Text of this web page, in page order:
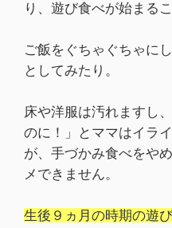
り、遊び食べが始まるこ
ご飯をぐちゃぐちゃに
としてみたり。
床や洋服は汚れますし
のに！」とママはイラ
が、手づかみ食べをや
メできません。
生後９ヵ月の時期の遊